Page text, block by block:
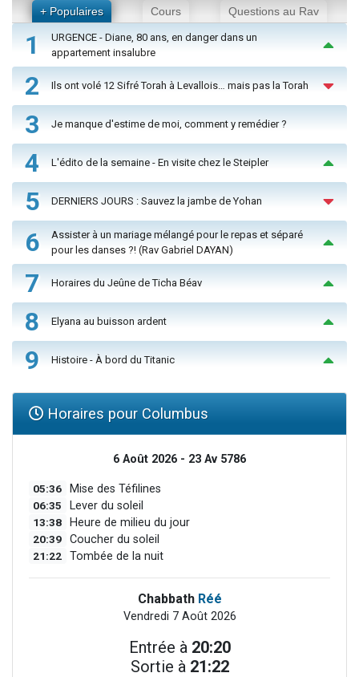
+ Populaires Cours Questions au Rav
1
URGENCE - Diane, 80 ans, en danger dans un
appartement insalubre
2 Ils ont volé 12 Sifré Torah à Levallois… mais pas la Torah
3 Je manque d'estime de moi, comment y remédier ?
4 L'édito de la semaine - En visite chez le Steipler
5 DERNIERS JOURS : Sauvez la jambe de Yohan
6
Assister à un mariage mélangé pour le repas et séparé
pour les danses ?! (Rav Gabriel DAYAN)
7 Horaires du Jeûne de Ticha Béav
8 Elyana au buisson ardent
9 Histoire - À bord du Titanic
Horaires pour Columbus
6 Août 2026 - 23 Av 5786
05:36 Mise des Téfilines
06:35 Lever du soleil
13:38 Heure de milieu du jour
20:39 Coucher du soleil
21:22 Tombée de la nuit
Chabbath Réé
Vendredi 7 Août 2026
Entrée à 20:20
Sortie à 21:22